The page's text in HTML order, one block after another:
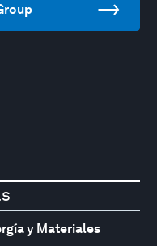
y Materiales